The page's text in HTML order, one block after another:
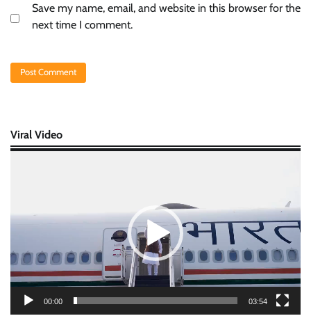
Save my name, email, and website in this browser for the
next time I comment.
Viral Video
00:00 03:54